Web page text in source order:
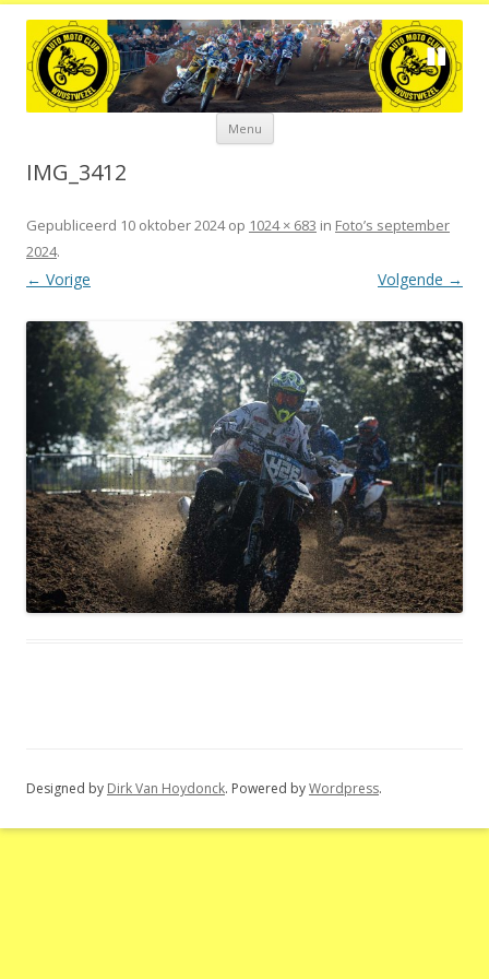
Menu Spring
de
IMG_3412
Gepubliceerd 10 oktober 2024op 1024 × 683 in Foto’s september
2024.
← Vorige Volgende →
Designed by Dirk Van Hoydonck. Powered byWordpress.